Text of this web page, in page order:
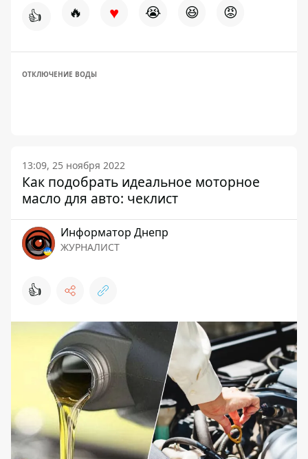
👍 🔥 ♥ 😭 😆 😡
ОТКЛЮЧЕНИЕ ВОДЫ
13:09, 25 ноября 2022
Как подобрать идеальное моторное
масло для авто: чеклист
Информатор Днепр
ЖУРНАЛИСТ
👍